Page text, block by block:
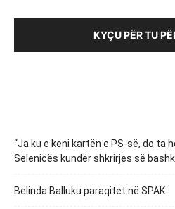
KYÇU PËR TU
“Ja ku e keni kartën e PS-së, do ta
Selenicës kundër shkrirjes së
Belinda Balluku paraqitet në SPAK